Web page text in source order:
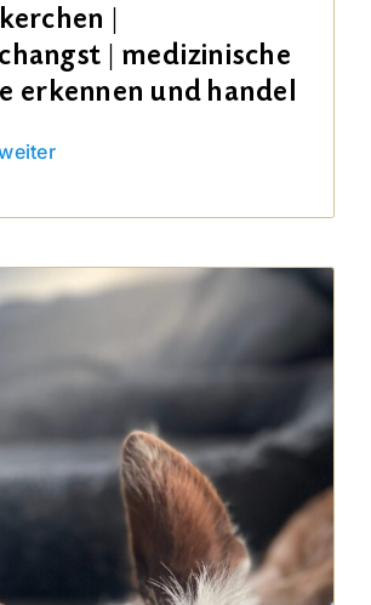
|
| medizinische
erkennen und handel